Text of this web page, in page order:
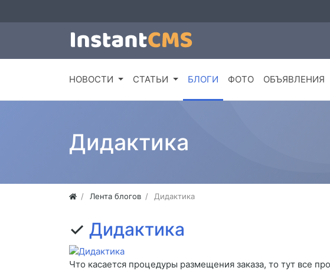
НОВОСТИ СТАТЬИ БЛОГИ ФОТО ОБЪЯВЛЕНИЯ
Дидактика
Лента блогов Дидактика
✓ Дидактика
Что касается процедуры размещения заказа, то тут все